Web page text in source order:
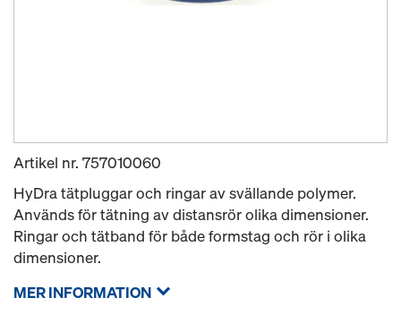
Artikel nr. 757010060
HyDra tätpluggar och ringar av svällande polymer.
Används för tätning av distansrör olika dimensioner.
Ringar och tätband för både formstag och rör i olika
dimensioner.
MER INFORMATION